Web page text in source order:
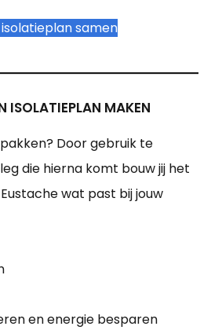
samen
ISOLATIEPLAN MAKEN
Door gebruik te
die hierna komt bouw jij het
wat past bij jouw
en energie besparen